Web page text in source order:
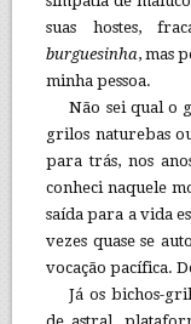
suas hostes,
burguesinha, mas
minha pessoa.
Não sei qual o
grilos naturebas
para trás, nos
conheci naquele
saída para a vida
vezes quase se
vocação pacífica.
Já os bichos-